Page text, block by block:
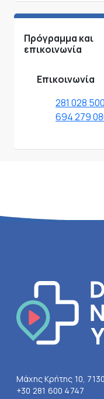
Πρόγραμμα και
επικοινωνία
Επικοινωνία
281 028
694 279
Μάχης Κρήτης 10,
+30 281 600 4747